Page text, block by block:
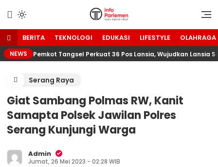
konten
Info Parlemen
Suara Aspirasi Rakyat
BERITA TEKNOLOGI EDUKASI LIFESTYLE OLAHRAGA
NEWS Pemkot Tangsel Perkuat 36 Pos Lansia, Wujudkan Lansia
Serang Raya
Giat Sambang Polmas RW, Kanit
Samapta Polsek Jawilan Polres
Serang Kunjungi Warga
Admin
Jumat, 26 Mei 2023 - 02:28 WIB